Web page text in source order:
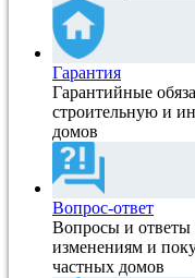
Гарантия
Гарантийные
строительную и
домов
Вопрос-ответ
Вопросы и ответы
изменениям и
частных домов